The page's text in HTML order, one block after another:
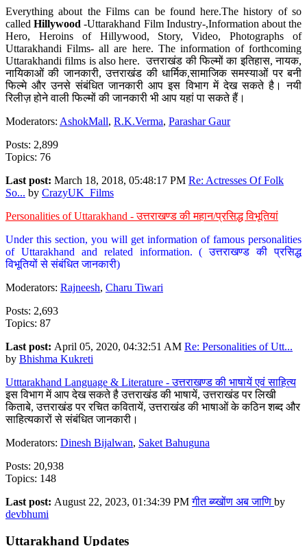
Everything about the Films can be found here.The history of so
calledHillywood-Uttarakhand Film Industry-,Information about the
Hero, Heroins of Hillywood, Story, Video, Photographs of
Uttarakhandi Films- all are here. The information of forthcoming
Uttarakhandi films is also here. उत्तराखंड की फिल्मों का इतिहास, नायक,
नायिकाओं की जानकारी, उत्तराखंड की धार्मिक,सामाजिक समस्याओं पर बनी
फिल्मे और उनसे संबंधित जानकारी आप इस विभाग में देख सकते है। नयी
रिलीज़ होने वाली फिल्मों की जानकारी भी आप यहां पा सकते हैं।
Moderators: AshokMall, R.K.Verma, Parashar Gaur
Posts: 2,899
Topics: 76
Last post: March 18, 2018, 05:48:17 PM Re: Actresses Of Folk
So... by CrazyUK_Films
Personalities of Uttarakhand - उत्तराखण्ड की महान/प्रसिद्ध विभूतियां
Under this section, you will get information of famous personalities
of Uttarakhand and related information. ( उत्तराखण्ड की प्रसिद्ध
विभूतियों से संबंधित जानकारी)
Moderators: Rajneesh, Charu Tiwari
Posts: 2,693
Topics: 87
Last post: April 05, 2020, 04:32:51 AM Re: Personalities of Utt...
by Bhishma Kukreti
Utttarakhand Language & Literature - उत्तराखण्ड की भाषायें एवं साहित्य
इस विभाग में आप देख सकते है उत्तराखंड की भाषायें, उत्तराखंड पर लिखी
किताबे, उत्तराखंड पर रचित कवितायें, उत्तराखंड की भाषाओं के कठिन शब्द और
साहित्यकारों से संबंधित जानकारी।
Moderators: Dinesh Bijalwan, Saket Bahuguna
Posts: 20,938
Topics: 148
Last post: August 22, 2023, 01:34:39 PMगीत ब्य्खोंण अब जाणि by
devbhumi
Uttarakhand Updates